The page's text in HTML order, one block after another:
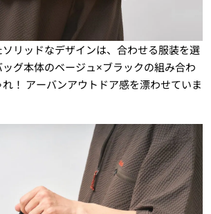
リッドなデザインは、合わせる服装を選
グ本体のベージュ×ブラックの組み合わ
！ アーバンアウトドア感を漂わせていま